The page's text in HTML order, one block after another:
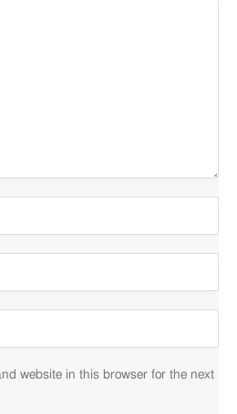
website in this browser for the next